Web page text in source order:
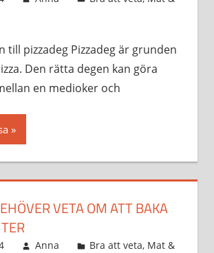
till pizzadeg Pizzadeg är grunden
Den rätta degen kan göra
en medioker och
VETA OM ATT BAKA
Anna Bra att veta, Mat &